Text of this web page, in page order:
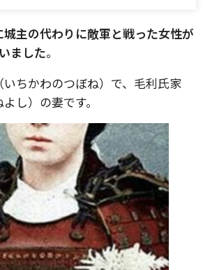
主の代わりに敵軍と戦った女性が
ました。
（いちかわのつぼね）で、毛利氏家
し）の妻です。